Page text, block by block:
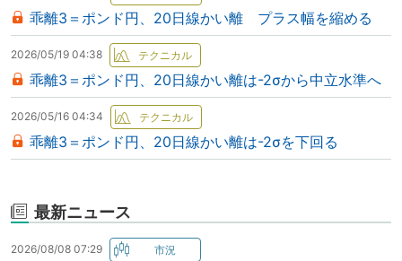
乖離3＝ポンド円、20日線かい離 プラス幅を縮める
2026/05/19 04:38
乖離3＝ポンド円、20日線かい離は-2σから中立水準へ
2026/05/16 04:34
乖離3＝ポンド円、20日線かい離は-2σを下回る
最新ニュース
2026/08/08 07:29